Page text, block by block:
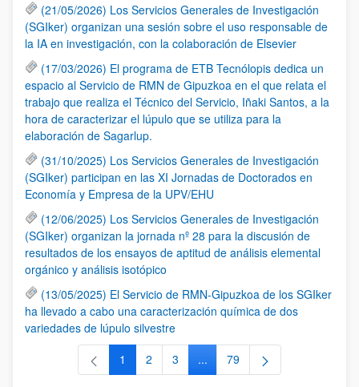
(21/05/2026) Los Servicios Generales de Investigación
(SGIker) organizan una sesión sobre el uso responsable de
la IA en investigación, con la colaboración de Elsevier
(17/03/2026) El programa de ETB Tecnólopis dedica un
espacio al Servicio de RMN de Gipuzkoa en el que relata el
trabajo que realiza el Técnico del Servicio, Iñaki Santos, a la
hora de caracterizar el lúpulo que se utiliza para la
elaboración de Sagarlup.
(31/10/2025) Los Servicios Generales de Investigación
(SGIker) participan en las XI Jornadas de Doctorados en
Economía y Empresa de la UPV/EHU
(12/06/2025) Los Servicios Generales de Investigación
(SGIker) organizan la jornada nº 28 para la discusión de
resultados de los ensayos de aptitud de análisis elemental
orgánico y análisis isotópico
(13/05/2025) El Servicio de RMN-Gipuzkoa de los SGIker
ha llevado a cabo una caracterización química de dos
variedades de lúpulo silvestre
Página
1 Página
2 Página
3 ...Páginas intermedias Use TAB
Página
79